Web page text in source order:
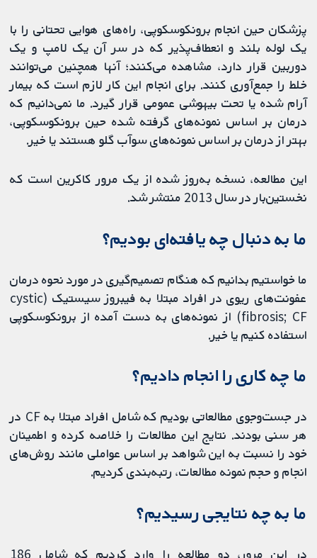
پزشکان حین انجام برونکوسکوپی، راه‌های هوایی تحتانی را با
یک لوله بلند و انعطاف‌پذیر که در سر آن یک لامپ و یک
دوربین قرار دارد، مشاهده می‌کنند؛ آنها همچنین می‌توانند
خلط را جمع‌آوری کنند. برای انجام این کار لازم است که بیمار
آرام شده یا تحت بیهوشی عمومی قرار گیرد. ما نمی‌دانیم که
درمان بر اساس نمونه‌های گرفته شده حین برونکوسکوپی،
بهتر از درمان بر اساس نمونه‌های سوآب گلو هستند یا خیر.
این مطالعه، نسخه به‌روز شده از یک مرور کاکرین است که
نخستین‌بار در سال 2013 منتشر شد.
ما به دنبال چه یافته‌ای بودیم؟
ما خواستیم بدانیم که هنگام تصمیم‌گیری در مورد نحوه درمان
عفونت‌های ریوی در افراد مبتلا به فیبروز سیستیک (cystic
fibrosis; CF) از نمونه‌های به‌ دست‌ آمده از برونکوسکوپی
استفاده کنیم یا خیر.
ما چه کاری را انجام دادیم؟
در جست‌وجوی مطالعاتی بودیم که شامل افراد مبتلا به CF در
هر سنی بودند. نتایج این مطالعات را خلاصه کرده و اطمینان
خود را نسبت به این شواهد بر اساس عواملی مانند روش‌های
انجام و حجم نمونه مطالعات، رتبه‌بندی کردیم.
ما به چه نتایجی رسیدیم؟
در این مرور، دو مطالعه را وارد کردیم که شامل 186